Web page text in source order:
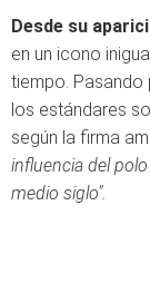
Desde su
en un icono
tiempo. Pasando
los estándares
según la firma
influencia del
medio siglo".